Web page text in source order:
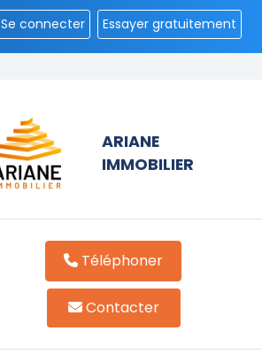
Se connecter Essayer gratuitement
ARIANE
IMMOBILIER
Téléphoner
Contacter